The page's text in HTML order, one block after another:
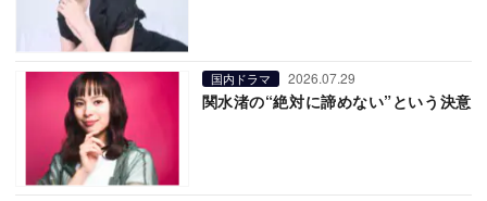
国内ドラマ 2026.07.29
関水渚の“絶対に諦めない”という決意